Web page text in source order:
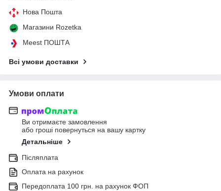
Нова Пошта
Магазини Rozetka
Meest ПОШТА
Всі умови доставки
Умови оплати
Ви отримаєте замовлення
або гроші повернуться на вашу картку
Детальніше
Післяплата
Оплата на рахунок
Передоплата 100 грн. на рахунок ФОП